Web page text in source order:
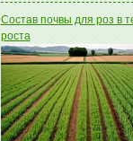
Состав почвы для роз в
роста